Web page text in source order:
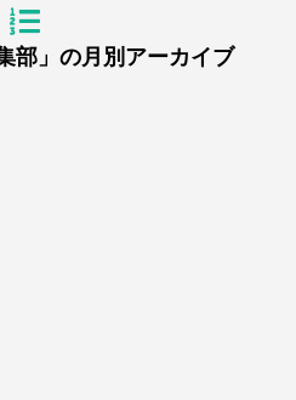
ちがさき』周年祭
】第108回全国高校野球選
会
繭になるまでの授業
部」の月別アーカイブ